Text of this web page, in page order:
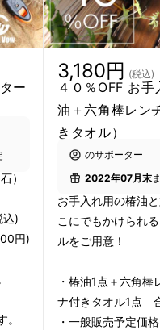
キャンプギアにい
ー
）
込)
円)
3,180円 (税込)
４０％OFF お
油＋六角棒レン
きタオル）
のサポーター
2022年07月末
お手入れ用の椿油
こにでもかけられ
ルをご用意！
・椿油1点＋六角
ナ付きタオル1点
・一般販売予定価